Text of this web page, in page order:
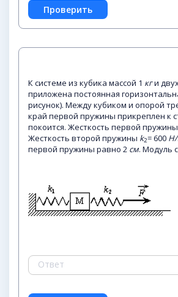
К системе из кубика массой 1 кги
приложена постоянная
рисунок). Между кубиком и опорой
край первой пружины прикреплен к
покоится. Жесткость первой пружины
Жесткость второй пружины k2= 600
первой пружины равно 2 см. Модуль